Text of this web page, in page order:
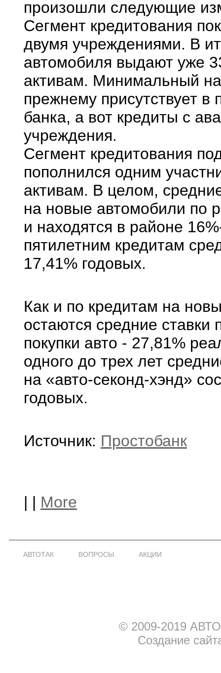
произошли следующие
Сегмент кредитования
двумя учреждениями. В
автомобиля выдают уже
активам. Минимальный
прежнему присутствует
банка, а вот кредиты с
учреждения.
Сегмент кредитования
пополнился одним
активам. В целом,
на новые автомобили по
и находятся в районе
пятилетним кредитам
17,41% годовых.
Как и по кредитам на
остаются средние ставки
покупки авто - 27,81%
одного до трех лет
на «авто-секонд-хэнд»
годовых.
Источник: Простобанк
| | More
АВТОТАК ВОПРОСЫ АКЦИИ
© 2009-2019
Создание